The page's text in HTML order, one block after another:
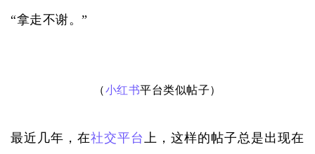
“拿走不谢。”
（小红书平台类似帖子）
最近几年，在社交平台上，这样的帖子总是出现在